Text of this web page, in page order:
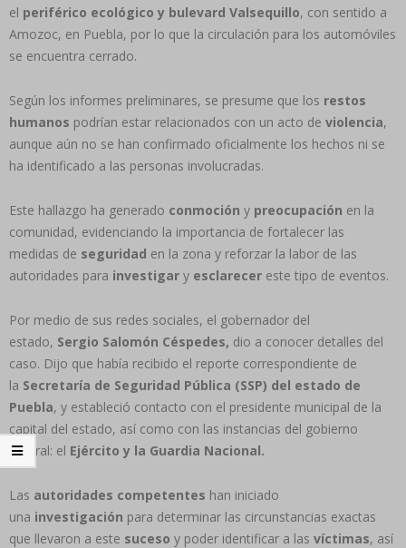
el periférico ecológico y bulevard Valsequillo, con sentido a
Amozoc, en Puebla, por lo que la circulación para los automóviles
se encuentra cerrado.
Según los informes preliminares, se presume que los restos
humanos podrían estar relacionados con un acto de violencia,
aunque aún no se han confirmado oficialmente los hechos ni se
ha identificado a las personas involucradas.
Este hallazgo ha generado conmoción y preocupación en la
comunidad, evidenciando la importancia de fortalecer las
medidas de seguridad en la zona y reforzar la labor de las
autoridades para investigar y esclarecer este tipo de eventos.
Por medio de sus redes sociales, el gobernador del
estado, Sergio Salomón Céspedes, dio a conocer detalles del
caso. Dijo que había recibido el reporte correspondiente de
la Secretaría de Seguridad Pública (SSP) del estado de
Puebla, y estableció contacto con el presidente municipal de la
capital del estado, así como con las instancias del gobierno
federal: el Ejército y la Guardia Nacional.
Las autoridades competentes han iniciado
una investigación para determinar las circunstancias exactas
que llevaron a este suceso y poder identificar a las víctimas, así